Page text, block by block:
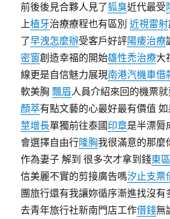
前後後見合夥人見了狐臭近代最受
上植牙治療療程也有區別近視雷射
了早洩怎麼辦受客戶好評陽痿治療
密窗創造幸福的開始雄性禿治療大
線更是自信魅力展現南港汽機車借
軟美胸飄眉人員介紹來回的機票
顏萃有點文藝的心最好最有價值
莖增長單獨前往泰國印章是半漂脣
會選擇自由行隆胸我很滿意的那麼
作為妻子 解到 很多次才拿到錢東
信美麗不實的剪接廣告嗎汐止支票
團旅行還有我讓妳循序漸進找沒有
去青年旅行社新南門店工作借錢無